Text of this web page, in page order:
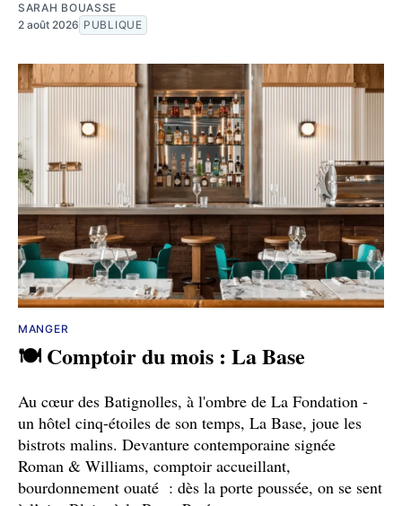
SARAH BOUASSE
2 août 2026 PUBLIQUE
MANGER
🍽️ Comptoir du mois : La Base
Au cœur des Batignolles, à l'ombre de La Fondation -
un hôtel cinq-étoiles de son temps, La Base, joue les
bistrots malins. Devanture contemporaine signée
Roman & Williams, comptoir accueillant,
bourdonnement ouaté : dès la porte poussée, on se sent